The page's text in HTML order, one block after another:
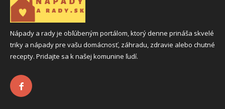
Nápady a rady je obľúbeným portálom, ktorý denne prináša skvelé
triky a nápady pre vašu domácnosť, záhradu, zdravie alebo chutné
recepty. Pridajte sa k našej komunine ľudí.